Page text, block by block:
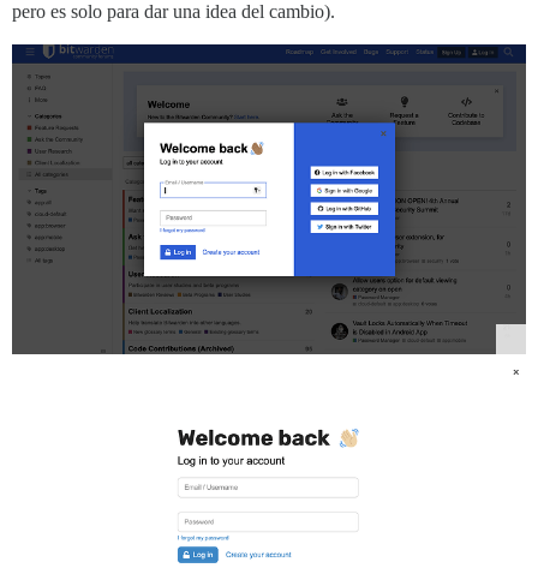
pero es solo para dar una idea del cambio).